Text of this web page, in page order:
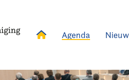
Agenda
Nieuws Agenda Raadslid